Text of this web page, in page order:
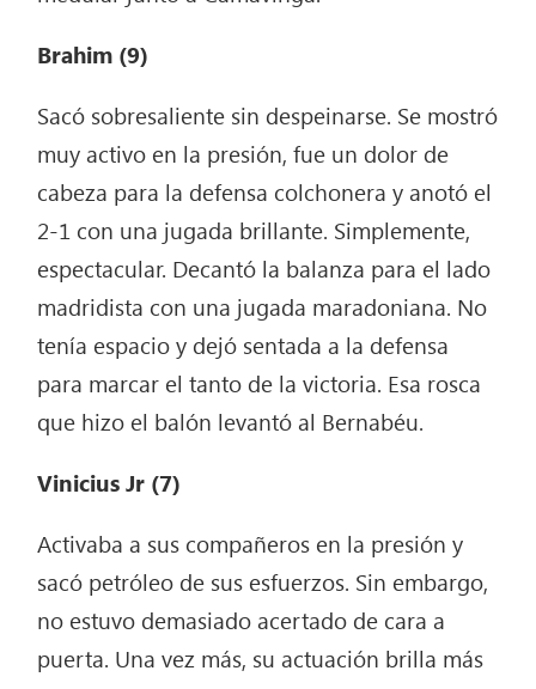
Brahim (9)
Sacó sobresaliente sin despeinarse. Se mostró
muy activo en la presión, fue un dolor de
cabeza para la defensa colchonera y anotó el
2-1 con una jugada brillante. Simplemente,
espectacular. Decantó la balanza para el lado
madridista con una jugada maradoniana. No
tenía espacio y dejó sentada a la defensa
para marcar el tanto de la victoria. Esa rosca
que hizo el balón levantó al Bernabéu.
Vinicius Jr (7)
Activaba a sus compañeros en la presión y
sacó petróleo de sus esfuerzos. Sin embargo,
no estuvo demasiado acertado de cara a
puerta. Una vez más, su actuación brilla más